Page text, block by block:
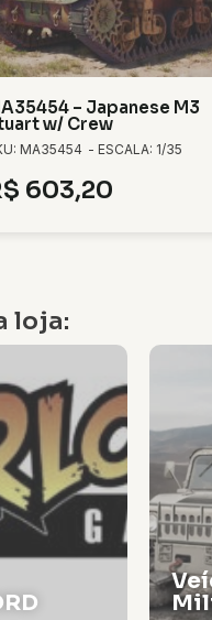
– Japanese M3
w/ Crew
MA35454 - ESCALA: 1/35
603,20
loja: